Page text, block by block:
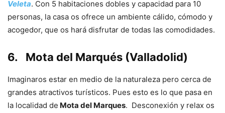
Veleta. Con 5 habitaciones dobles y capacidad para 10
personas, la casa os ofrece un ambiente cálido, cómodo y
acogedor, que os hará disfrutar de todas las comodidades.
6. Mota del Marqués (Valladolid)
Imaginaros estar en medio de la naturaleza pero cerca de
grandes atractivos turísticos. Pues esto es lo que pasa en
la localidad de Mota del Marques. Desconexión y relax os